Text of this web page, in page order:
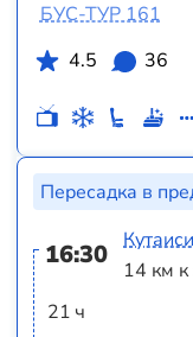
БУС-ТУР 161
4.5
36
Пересадка в
16:30
21 ч
14 км к